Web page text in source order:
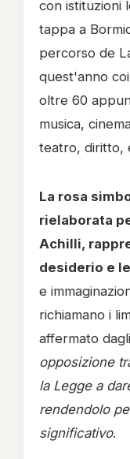
con istituzioni
tappa a
percorso de
quest'anno
oltre 60
musica,
teatro, diritto,
La rosa
rielaborata
Achilli,
desiderio e
e
richiamano i
affermato
opposizione
la Legge a
rendendolo
significativo.